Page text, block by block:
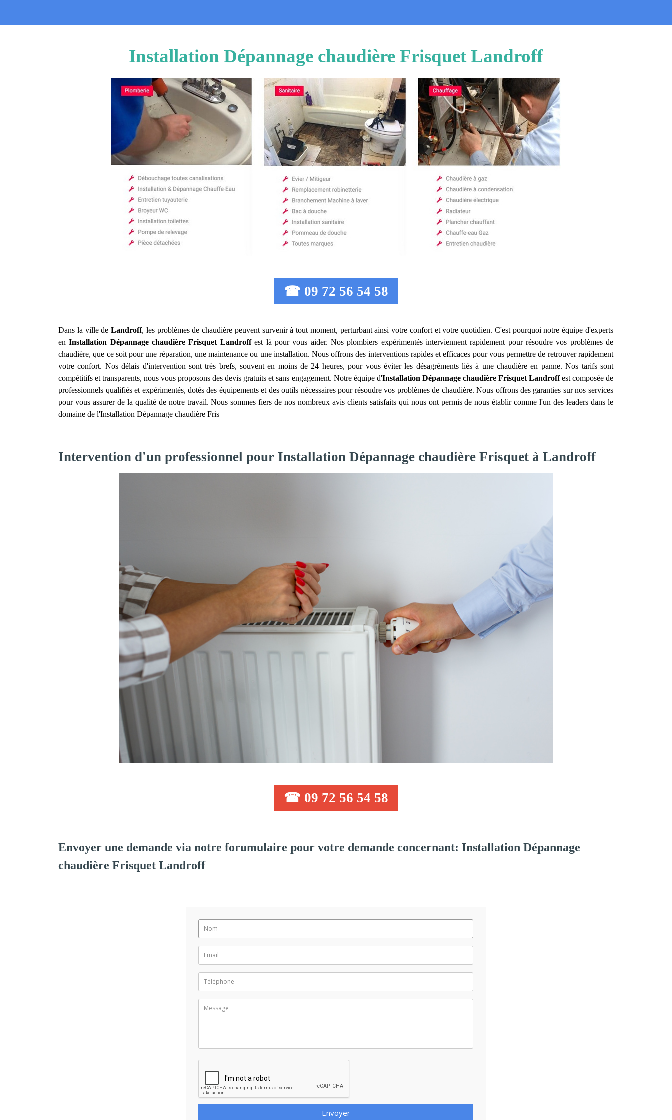
Installation Dépannage chaudière Frisquet Landroff
☎ 09 72 56 54 58
Dans la ville deLandroff, les problèmes de chaudière peuvent survenir à tout moment, perturbant ainsi votre confort et votre quotidien. C'est pourquoi notre équipe d'experts
enInstallation Dépannage chaudière Frisquet Landroffest là pour vous aider. Nos plombiers expérimentés interviennent rapidement pour résoudre vos problèmes de
chaudière, que ce soit pour une réparation, une maintenance ou une installation. Nous offrons des interventions rapides et efficaces pour vous permettre de retrouver rapidement
votre confort. Nos délais d'intervention sont très brefs, souvent en moins de 24 heures, pour vous éviter les désagréments liés à une chaudière en panne. Nos tarifs sont
compétitifs et transparents, nous vous proposons des devis gratuits et sans engagement. Notre équipe d'Installation Dépannage chaudière Frisquet Landroffest composée de
professionnels qualifiés et expérimentés, dotés des équipements et des outils nécessaires pour résoudre vos problèmes de chaudière. Nous offrons des garanties sur nos services
pour vous assurer de la qualité de notre travail. Nous sommes fiers de nos nombreux avis clients satisfaits qui nous ont permis de nous établir comme l'un des leaders dans le
domaine de l'Installation Dépannage chaudière Fris
Intervention d'un professionnel pour Installation Dépannage chaudière Frisquet à Landroff
☎ 09 72 56 54 58
Envoyer une demande via notre forumulaire pour votre demande concernant: Installation Dépannage
chaudière Frisquet Landroff
Envoyer